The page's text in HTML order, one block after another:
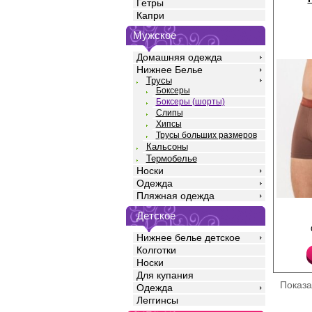
Гетры
Капри
Мужское
Домашняя одежда
Нижнее Белье
Трусы
Боксеры
Боксеры (шорты)
Слипы
Хипсы
Трусы больших размеров
Кальсоны
Термобелье
Носки
Одежда
Пляжная одежда
Детское
Нижнее белье детское
Колготки
Носки
Для купания
Одежда
Леггинсы
Трусы шорты мужские
с добавлением
средней линией
силуэта,
повторяющим изгибы
удобной открытой
контрастного
закрывает ягодицы и